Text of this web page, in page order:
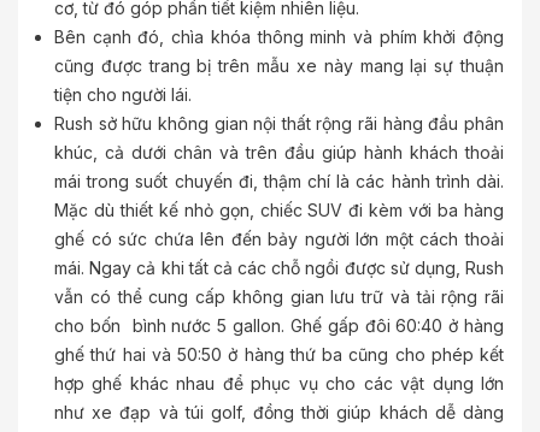
cơ, từ đó góp phần tiết kiệm nhiên liệu.
Bên cạnh đó, chìa khóa thông minh và phím khởi động
cũng được trang bị trên mẫu xe này mang lại sự thuận
tiện cho người lái.
Rush sở hữu không gian nội thất rộng rãi hàng đầu phân
khúc, cả dưới chân và trên đầu giúp hành khách thoải
mái trong suốt chuyến đi, thậm chí là các hành trình dài.
Mặc dù thiết kế nhỏ gọn, chiếc SUV đi kèm với ba hàng
ghế có sức chứa lên đến bảy người lớn một cách thoải
mái. Ngay cả khi tất cả các chỗ ngồi được sử dụng, Rush
vẫn có thể cung cấp không gian lưu trữ và tải rộng rãi
cho bốn bình nước 5 gallon. Ghế gấp đôi 60:40 ở hàng
ghế thứ hai và 50:50 ở hàng thứ ba cũng cho phép kết
hợp ghế khác nhau để phục vụ cho các vật dụng lớn
như xe đạp và túi golf, đồng thời giúp khách dễ dàng